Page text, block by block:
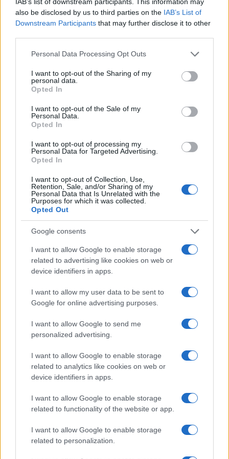
also be disclosed by us to third parties on the IAB’s List of
Downstream Participants that may further disclose it to other
Please note that this website/app uses one or more Google
not limited to your visit or usage behaviour. You may click to
grant or deny consent to Google and its third-party tags to
use your data for below specified purposes in below Google
consent section.
Personal Data Processing Opt Outs
I want to opt-out of the Sharing of my
personal data.
Opted In
I want to opt-out of the Sale of my
Personal Data.
Opted In
I want to opt-out of processing my
Personal Data for Targeted Advertising.
Opted In
I want to opt-out of Collection, Use,
Retention, Sale, and/or Sharing of my
Personal Data that Is Unrelated with the
Purposes for which it was collected.
Opted Out
Google consents
I want to allow Google to enable storage
related to advertising like cookies on web or
device identifiers in apps.
I want to allow my user data to be sent to
Google for online advertising purposes.
I want to allow Google to send me
personalized advertising.
I want to allow Google to enable storage
related to analytics like cookies on web or
device identifiers in apps.
I want to allow Google to enable storage
related to functionality of the website or app.
I want to allow Google to enable storage
related to personalization.
Σύμφωνα με πληροφορίες που μεταδίδονται από
ενδεχόμενο ο Τζέι Ντι Βανς να ηγηθεί της
αμερικανικής αντιπροσωπείας στις
διαπραγματεύσεις. Ωστόσο, μέχρι στιγμής δεν
υπάρχει επίσημη επιβεβαίωση από την
Ουάσινγκτον.
ΑΚΟΛΟΥΘΗΣΤΕ ΜΑΣ ΣΤΟ GOOGLE
NEWS ΚΑΝΟΝΤΑΣ ΚΛΙΚ ΕΔΩ
TAGS
ΣΥΝΟΜΙΛΙΕΣ ΗΠΑ-ΙΡΑΝ
ΕΠΙΘΕΣΗ ΗΠΑ-ΙΣΡΑΗΛ ΣΤΟ ΙΡΑΝ
ΠΟΛΕΜΟΣ ΣΤΗ ΜΕΣΗ ΑΝΑΤΟΛΗ
ΠΟΛΕΜΟΣ ΣΤΟ ΙΡΑΝ
Ροή Ειδήσεων
ΔΙΕΘΝΗ
08/08/26 - 23:21
«Μυστήριο» με το εμπλουτισμένο ουράνιο του Ιράν:
Ανάσχεση του πυρηνικού προγράμματος βλέπουν οι
ειδικοί, αλλά όχι καταστροφή
ΔΙΕΘΝΗ
08/08/26 - 23:13
Η αμερικανική Γερουσία ενέκρινε κυρώσεις-μαμούθ κατά
ΔΙΕΘΝΗ